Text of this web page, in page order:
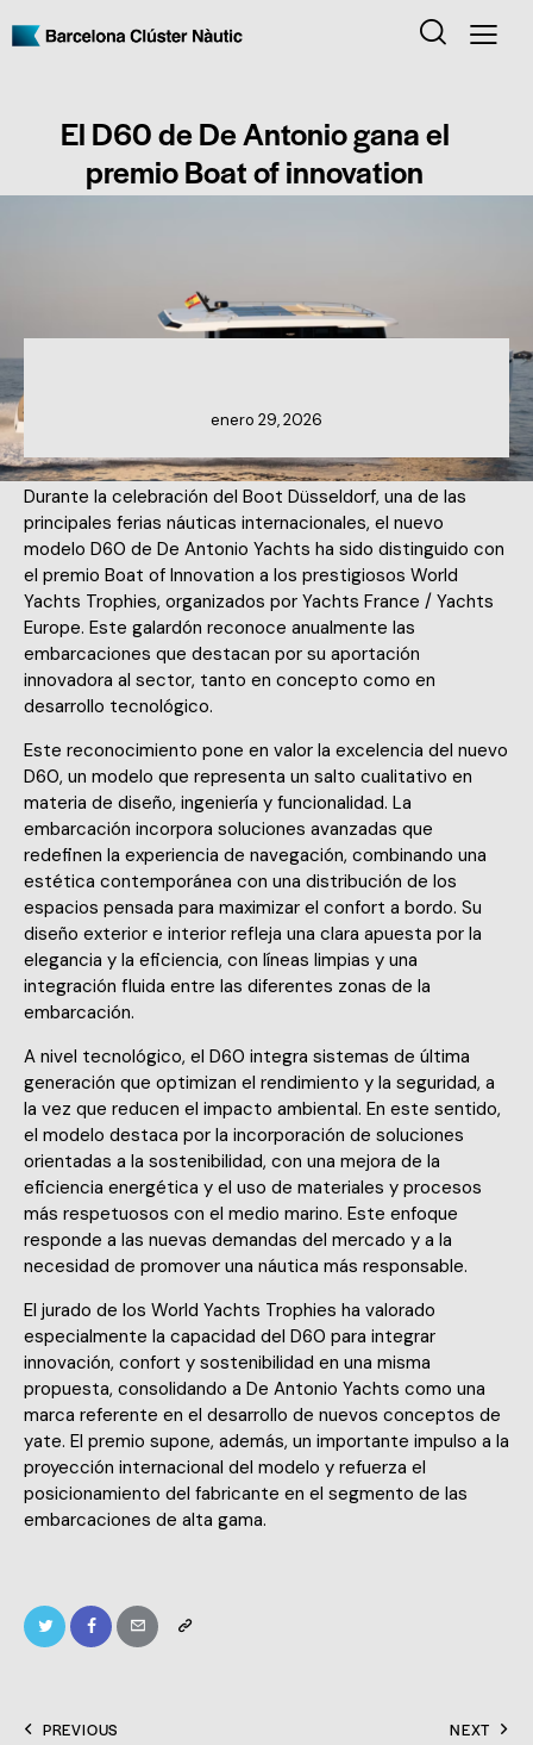
El D60 de De Antonio gana el
premio Boat of innovation
enero 29, 2026
Durante la celebración del Boot Düsseldorf, una de las
principales ferias náuticas internacionales, el nuevo
modelo D60 de De Antonio Yachts ha sido distinguido con
el premio Boat of Innovation a los prestigiosos World
Yachts Trophies, organizados por Yachts France / Yachts
Europe. Este galardón reconoce anualmente las
embarcaciones que destacan por su aportación
innovadora al sector, tanto en concepto como en
desarrollo tecnológico.
Este reconocimiento pone en valor la excelencia del nuevo
D60, un modelo que representa un salto cualitativo en
materia de diseño, ingeniería y funcionalidad. La
embarcación incorpora soluciones avanzadas que
redefinen la experiencia de navegación, combinando una
estética contemporánea con una distribución de los
espacios pensada para maximizar el confort a bordo. Su
diseño exterior e interior refleja una clara apuesta por la
elegancia y la eficiencia, con líneas limpias y una
integración fluida entre las diferentes zonas de la
embarcación.
A nivel tecnológico, el D60 integra sistemas de última
generación que optimizan el rendimiento y la seguridad, a
la vez que reducen el impacto ambiental. En este sentido,
el modelo destaca por la incorporación de soluciones
orientadas a la sostenibilidad, con una mejora de la
eficiencia energética y el uso de materiales y procesos
más respetuosos con el medio marino. Este enfoque
responde a las nuevas demandas del mercado y a la
necesidad de promover una náutica más responsable.
El jurado de los World Yachts Trophies ha valorado
especialmente la capacidad del D60 para integrar
innovación, confort y sostenibilidad en una misma
propuesta, consolidando a De Antonio Yachts como una
marca referente en el desarrollo de nuevos conceptos de
yate. El premio supone, además, un importante impulso a la
proyección internacional del modelo y refuerza el
posicionamiento del fabricante en el segmento de las
embarcaciones de alta gama.
PREVIOUS NEXT